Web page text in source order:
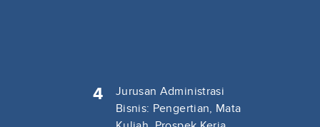
4
Jurusan Administrasi
Bisnis: Pengertian, Mata